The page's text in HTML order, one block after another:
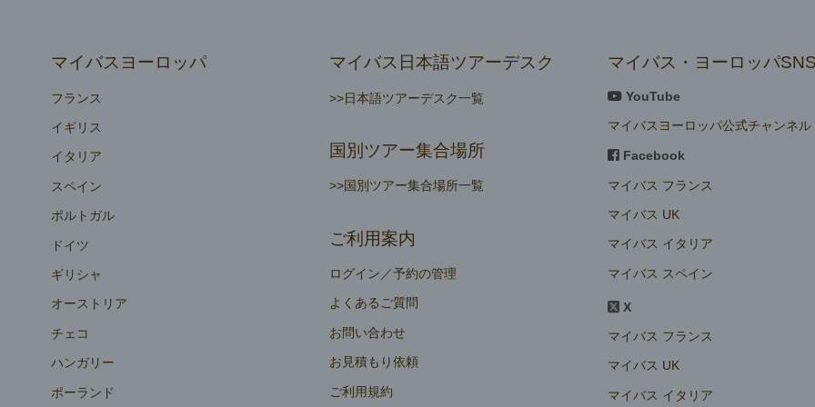
マイバスヨーロッパ
フランス
イギリス
イタリア
スペイン
ポルトガル
ドイツ
ギリシャ
オーストリア
チェコ
ハンガリー
ポーランド
マイバス日本語ツアーデスク
>>日本語ツアーデスク一覧
国別ツアー集合場所
>>国別ツアー集合場所一覧
ご利用案内
ログイン／予約の管理
よくあるご質問
お問い合わせ
お見積もり依頼
ご利用規約
マイバス・ヨーロッパ
YouTube
マイバスヨーロッパ公式チャンネル
Facebook
マイバス フランス
マイバス UK
マイバス イタリア
マイバス スペイン
X
マイバス フランス
マイバス UK
マイバス イタリア